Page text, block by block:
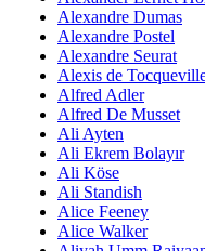
Alexandre Dumas
Alexandre Postel
Alexandre Seurat
Alexis de
Alfred Adler
Alfred De Musset
Ali Ayten
Ali Ekrem Bolayır
Ali Köse
Ali Standish
Alice Feeney
Alice Walker